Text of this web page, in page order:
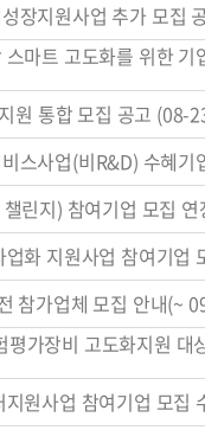
장지원사업 추가 모집
마트 고도화를 위한
원 통합 모집 공고 (08-
스사업(비R&D) 수혜
린지) 참여기업 모집
화 지원사업 참여기업
참가업체 모집 안내(~
가장비 고도화지원 대
원사업 참여기업 모집